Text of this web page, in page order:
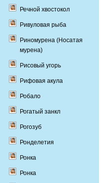
Речной хвостокол
Ривуловая рыба
Риномурена (Носатая
мурена)
Рисовый угорь
Рифовая акула
Робало
Рогатый занкл
Рогозуб
Ронделетия
Ронка
Ронка